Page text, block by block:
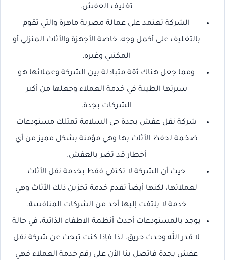
تغليف العفش.
الشركة تعتمد على عمالة مصرية ماهرة والتي تقوم
بالتغليف على أكمل وجه، خاصة الأجهزة والأثاث المنزلي أو
المكتبي وغيره.
ومما جعل هناك ثقة متبادلة بين الشركة وعملائها هو
سيرتها الطيبة في خدمة العملاء وجعلها من أكبر
الشركات بجدة.
شركة نقل عفش بجدة حى السلامة تمتلك مستودعات
ضخمة لحفظ الأثاث بها وهي مؤمنة بشكل مميز من أي
أخطار قد تضر بالعفش.
حيث أن الشركة لا تكتفي فقط بخدمة نقل الأثاث
لعملائها، لكنها أيضاً تقدم خدمة تخزين ذلك الأثاث وهي
خدمة لا يلتفت إليها أحد من الشركات المنافسة.
يوجد بالمستودعات أحدث أنظمة الاطفاء الذاتية، في حالة
لا قدر الله وحدث حريق، لذا فإذا كنت تبحث عن شركة نقل
عفش بجدة فاتصل بنا الأن على رقم خدمة العملاء فهي